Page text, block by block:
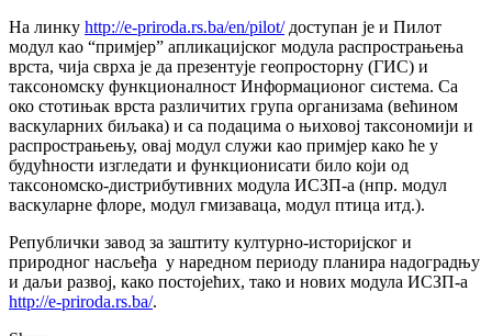
На линку http://e-priroda.rs.ba/en/pilot/доступан је и Пилот
модул као “примјер” апликацијског модула распрострањења
врста, чија сврха је да презентује геопросторну (ГИС) и
таксономску функционалност Информационог система. Са
око стотињак врста различитих група организама (већином
васкуларних биљака) и са подацима о њиховој таксономији и
распрострањењу, овај модул служи као примјер како ће у
будућности изгледати и функционисати било који од
таксономско-дистрибутивних модула ИСЗП-а (нпр. модул
васкуларне флоре, модул гмизаваца, модул птица итд.).
Републички завод за заштиту културно-историјског и
природног насљеђа у наредном периоду планира надоградњу
и даљи развој, како постојећих, тако и нових модула ИСЗП-а
http://e-priroda.rs.ba/.